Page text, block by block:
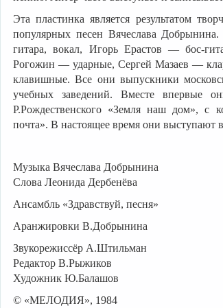
Эта пластинка является результатом
популярных песен Вячеслава
гитара, вокал, Игорь Ерастов — бос-
Рогожин — ударные, Сергей Мазаев —
клавишные. Все они выпускники
учебных заведений. Вместе впервые
Р.Рождественского «Земля наш дом», с
почта». В настоящее время они выступают
Музыка Вячеслава Добрынина
Слова Леонида Дербенёва
Ансамбль «Здравствуй, песня»
Аранжировки В.Добрынина
Звукорежиссёр А.Штильман
Редактор В.Рыжиков
Художник Ю.Балашов
© «МЕЛОДИЯ», 1984